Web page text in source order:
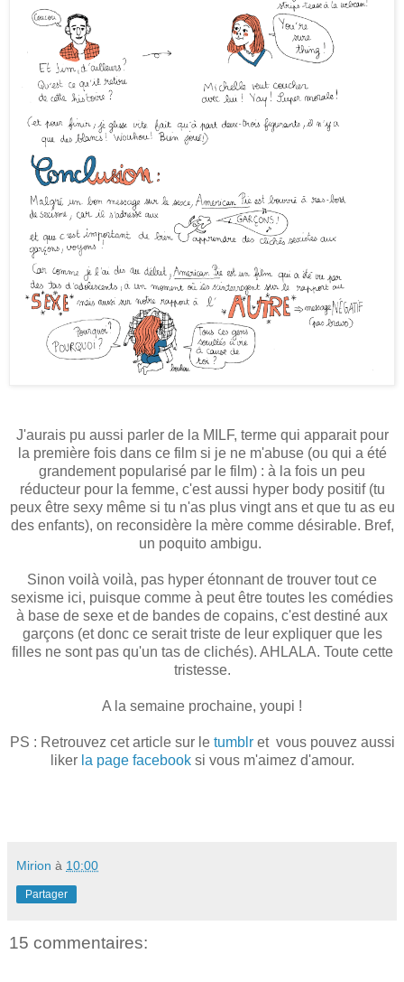
J'aurais pu aussi parler de la MILF, terme qui apparait pour
la première fois dans ce film si je ne m'abuse (ou qui a été
grandement popularisé par le film) : à la fois un peu
réducteur pour la femme, c'est aussi hyper body positif (tu
peux être sexy même si tu n'as plus vingt ans et que tu as eu
des enfants), on reconsidère la mère comme désirable. Bref,
un poquito ambigu.
Sinon voilà voilà, pas hyper étonnant de trouver tout ce
sexisme ici, puisque comme à peut être toutes les comédies
à base de sexe et de bandes de copains, c'est destiné aux
garçons (et donc ce serait triste de leur expliquer que les
filles ne sont pas qu'un tas de clichés). AHLALA. Toute cette
tristesse.
A la semaine prochaine, youpi !
PS : Retrouvez cet article sur le tumblret vous pouvez aussi
liker la page facebooksi vous m'aimez d'amour.
Mirion à 10:00
Partager
15 commentaires: